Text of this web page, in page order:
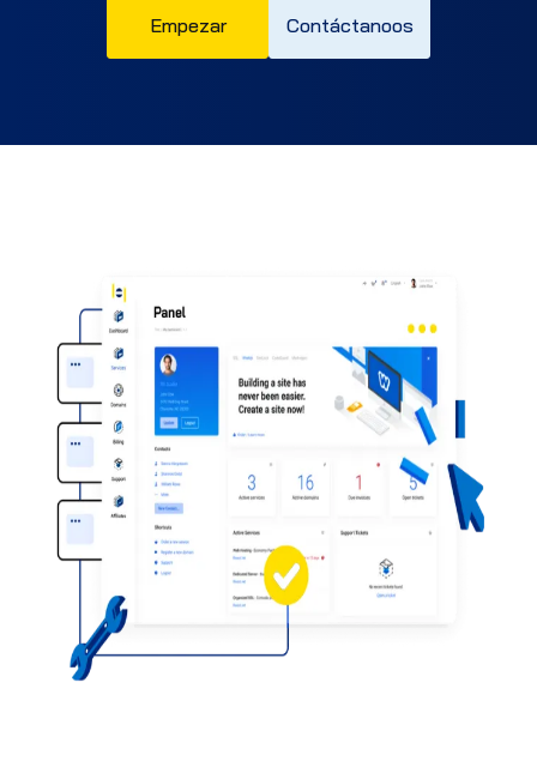
Empezar Contáctanoos